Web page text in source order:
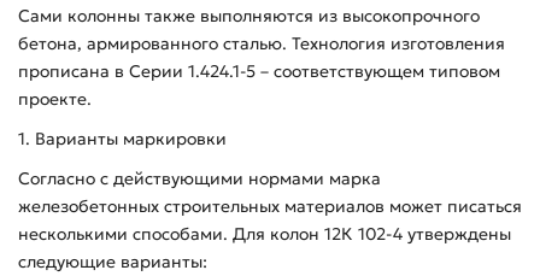
Сами колонны также выполняются из высокопрочного
бетона, армированного сталью. Технология изготовления
прописана в Серии 1.424.1-5 – соответствующем типовом
проекте.
1. Варианты маркировки
Согласно с действующими нормами марка
железобетонных строительных материалов может писаться
несколькими способами. Для колон 12К 102-4 утверждены
следующие варианты: